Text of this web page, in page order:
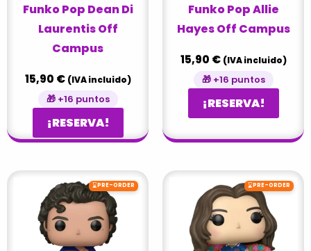
Funko Pop Dean Di
Laurentis Off
Campus
15,90 € (IVA incluido)
🎁 +16 puntos
¡RESERVA!
Funko Pop Allie
Hayes Off Campus
15,90 € (IVA incluido)
🎁 +16 puntos
¡RESERVA!
⌛PRE-ORDER ⌛PRE-ORDER